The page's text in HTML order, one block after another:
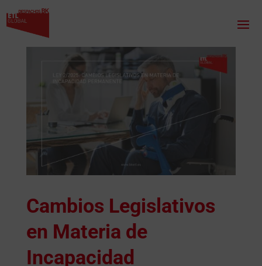
Cambios Legislativos
en Materia de
Incapacidad